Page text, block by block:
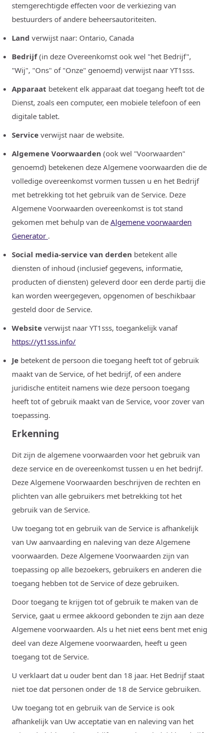
stemgerechtigde effecten voor de verkiezing van
bestuurders of andere beheersautoriteiten.
Land verwijst naar: Ontario, Canada
Bedrijf(in deze Overeenkomst ook wel "het Bedrijf",
"Wij", "Ons" of "Onze" genoemd) verwijst naar YT1sss.
Apparaat betekent elk apparaat dat toegang heeft tot de
Dienst, zoals een computer, een mobiele telefoon of een
digitale tablet.
Service verwijst naar de website.
Algemene Voorwaarden (ook wel "Voorwaarden"
genoemd) betekenen deze Algemene voorwaarden die de
volledige overeenkomst vormen tussen u en het Bedrijf
met betrekking tot het gebruik van de Service. Deze
Algemene Voorwaarden overeenkomst is tot stand
gekomen met behulp van de Algemene voorwaarden
Generator .
Social media-service van derden betekent alle
diensten of inhoud (inclusief gegevens, informatie,
producten of diensten) geleverd door een derde partij die
kan worden weergegeven, opgenomen of beschikbaar
gesteld door de Service.
Website verwijst naar YT1sss, toegankelijk vanaf
https://yt1sss.info/
Je betekent de persoon die toegang heeft tot of gebruik
maakt van de Service, of het bedrijf, of een andere
juridische entiteit namens wie deze persoon toegang
heeft tot of gebruik maakt van de Service, voor zover van
toepassing.
Erkenning
Dit zijn de algemene voorwaarden voor het gebruik van
deze service en de overeenkomst tussen u en het bedrijf.
Deze Algemene Voorwaarden beschrijven de rechten en
plichten van alle gebruikers met betrekking tot het
gebruik van de Service.
Uw toegang tot en gebruik van de Service is afhankelijk
van Uw aanvaarding en naleving van deze Algemene
voorwaarden. Deze Algemene Voorwaarden zijn van
toepassing op alle bezoekers, gebruikers en anderen die
toegang hebben tot de Service of deze gebruiken.
Door toegang te krijgen tot of gebruik te maken van de
Service, gaat u ermee akkoord gebonden te zijn aan deze
Algemene voorwaarden. Als u het niet eens bent met enig
deel van deze Algemene voorwaarden, heeft u geen
toegang tot de Service.
U verklaart dat u ouder bent dan 18 jaar. Het Bedrijf staat
niet toe dat personen onder de 18 de Service gebruiken.
Uw toegang tot en gebruik van de Service is ook
afhankelijk van Uw acceptatie van en naleving van het